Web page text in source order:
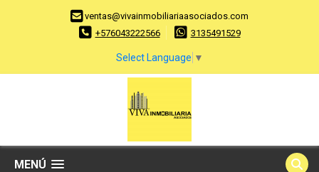
ventas@vivainmobiliariaasociados.com
+576043222566
3135491529
Select Language ▼
MENÚ